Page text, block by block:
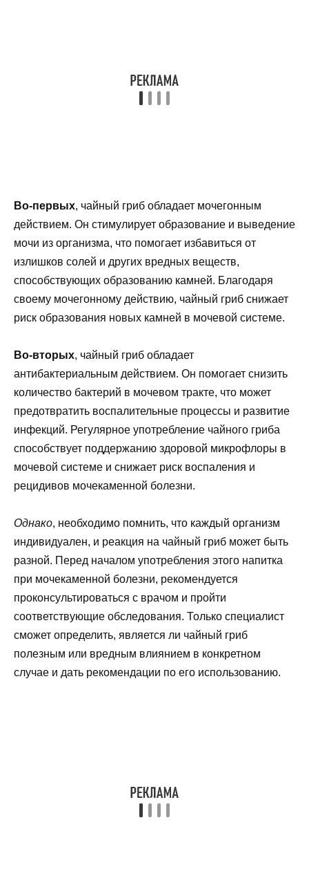
Во-первых, чайный гриб обладает мочегонным
действием. Он стимулирует образование и выведение
мочи из организма, что помогает избавиться от
излишков солей и других вредных веществ,
способствующих образованию камней. Благодаря
своему мочегонному действию, чайный гриб снижает
риск образования новых камней в мочевой системе.
Во-вторых, чайный гриб обладает
антибактериальным действием. Он помогает снизить
количество бактерий в мочевом тракте, что может
предотвратить воспалительные процессы и развитие
инфекций. Регулярное употребление чайного гриба
способствует поддержанию здоровой микрофлоры в
мочевой системе и снижает риск воспаления и
рецидивов мочекаменной болезни.
Однако, необходимо помнить, что каждый организм
индивидуален, и реакция на чайный гриб может быть
разной. Перед началом употребления этого напитка
при мочекаменной болезни, рекомендуется
проконсультироваться с врачом и пройти
соответствующие обследования. Только специалист
сможет определить, является ли чайный гриб
полезным или вредным влиянием в конкретном
случае и дать рекомендации по его использованию.